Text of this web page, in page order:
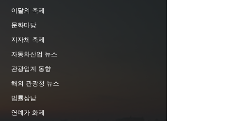
이달의 축제
문화마당
지자체 축제
자동차산업 뉴스
관광업계 동향
해외 관광청 뉴스
법률상담
연예가 화제